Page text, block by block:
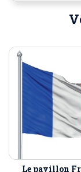
Le pavillon